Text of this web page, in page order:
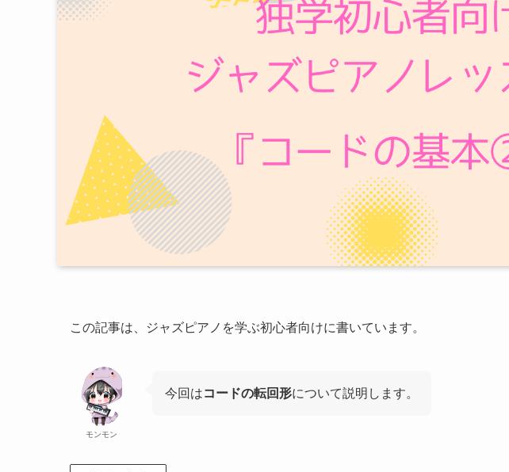
この記事は、ジャズピアノを学ぶ初心者向けに書いています。
モンモン
今回はコードの転回形について説明します。